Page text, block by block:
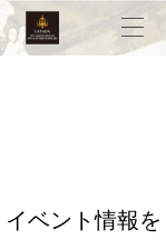
ベント情報を